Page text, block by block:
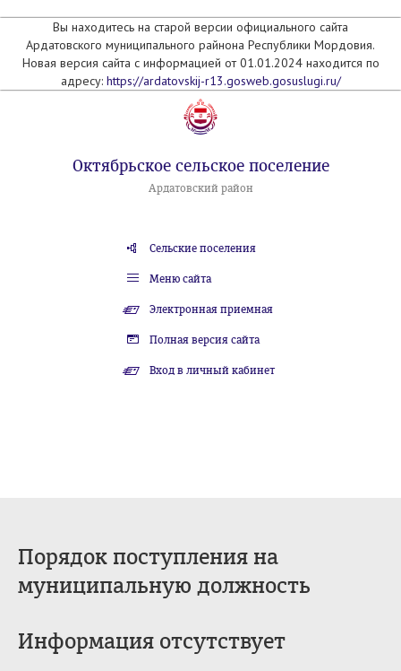
Вы находитесь на старой версии официального сайта
Ардатовского муниципального райнона Республики Мордовия.
Новая версия сайта с информацией от 01.01.2024 находится по
адресу: https://ardatovskij-r13.gosweb.gosuslugi.ru/
Октябрьское сельское поселение
Ардатовский район
Сельские поселения
Меню сайта
Электронная приемная
Полная версия сайта
Вход в личный кабинет
Порядок поступления на
муниципальную должность
Информация отсутствует